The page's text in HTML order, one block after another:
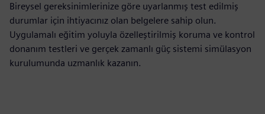
Bireysel gereksinimlerinize göre uyarlanmış test edilmiş
durumlar için ihtiyacınız olan belgelere sahip olun.
Uygulamalı eğitim yoluyla özelleştirilmiş koruma ve kontrol
donanım testleri ve gerçek zamanlı güç sistemi simülasyon
kurulumunda uzmanlık kazanın.